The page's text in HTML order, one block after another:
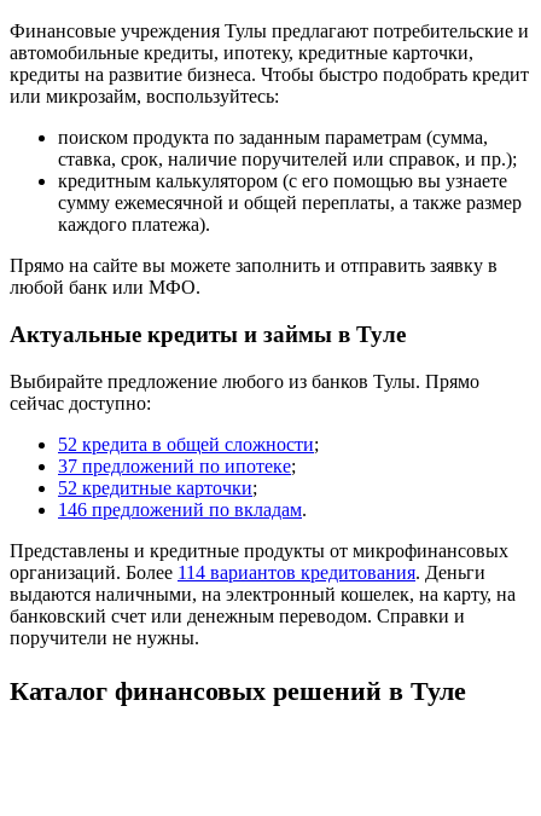
Финансовые учреждения Тулы предлагают потребительские и
автомобильные кредиты, ипотеку, кредитные карточки,
кредиты на развитие бизнеса. Чтобы быстро подобрать кредит
или микрозайм, воспользуйтесь:
поиском продукта по заданным параметрам (сумма,
ставка, срок, наличие поручителей или справок, и пр.);
кредитным калькулятором (с его помощью вы узнаете
сумму ежемесячной и общей переплаты, а также размер
каждого платежа).
Прямо на сайте вы можете заполнить и отправить заявку в
любой банк или МФО.
Актуальные кредиты и займы в Туле
Выбирайте предложение любого из банков Тулы. Прямо
сейчас доступно:
52 кредита в общей сложности;
37 предложений по ипотеке;
52 кредитные карточки;
146 предложений по вкладам.
Представлены и кредитные продукты от микрофинансовых
организаций. Более 114 вариантов кредитования. Деньги
выдаются наличными, на электронный кошелек, на карту, на
банковский счет или денежным переводом. Справки и
поручители не нужны.
Каталог финансовых решений в Туле